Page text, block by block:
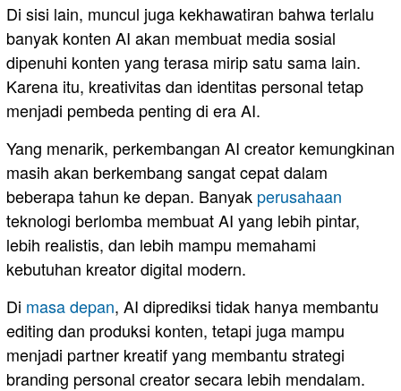
Di sisi lain, muncul juga kekhawatiran bahwa terlalu
banyak konten AI akan membuat media sosial
dipenuhi konten yang terasa mirip satu sama lain.
Karena itu, kreativitas dan identitas personal tetap
menjadi pembeda penting di era AI.
Yang menarik, perkembangan AI creator kemungkinan
masih akan berkembang sangat cepat dalam
beberapa tahun ke depan. Banyak perusahaan
teknologi berlomba membuat AI yang lebih pintar,
lebih realistis, dan lebih mampu memahami
kebutuhan kreator digital modern.
Di masa depan, AI diprediksi tidak hanya membantu
editing dan produksi konten, tetapi juga mampu
menjadi partner kreatif yang membantu strategi
branding personal creator secara lebih mendalam.